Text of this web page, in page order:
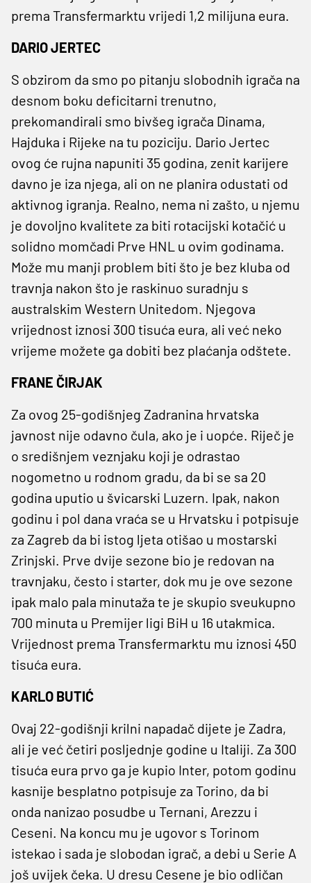
prema Transfermarktu vrijedi 1,2 milijuna eura.
DARIO JERTEC
S obzirom da smo po pitanju slobodnih igrača na
desnom boku deficitarni trenutno,
prekomandirali smo bivšeg igrača Dinama,
Hajduka i Rijeke na tu poziciju. Dario Jertec
ovog će rujna napuniti 35 godina, zenit karijere
davno je iza njega, ali on ne planira odustati od
aktivnog igranja. Realno, nema ni zašto, u njemu
je dovoljno kvalitete za biti rotacijski kotačić u
solidno momčadi Prve HNL u ovim godinama.
Može mu manji problem biti što je bez kluba od
travnja nakon što je raskinuo suradnju s
australskim Western Unitedom. Njegova
vrijednost iznosi 300 tisuća eura, ali već neko
vrijeme možete ga dobiti bez plaćanja odštete.
FRANE ČIRJAK
Za ovog 25-godišnjeg Zadranina hrvatska
javnost nije odavno čula, ako je i uopće. Riječ je
o središnjem veznjaku koji je odrastao
nogometno u rodnom gradu, da bi se sa 20
godina uputio u švicarski Luzern. Ipak, nakon
godinu i pol dana vraća se u Hrvatsku i potpisuje
za Zagreb da bi istog ljeta otišao u mostarski
Zrinjski. Prve dvije sezone bio je redovan na
travnjaku, često i starter, dok mu je ove sezone
ipak malo pala minutaža te je skupio sveukupno
700 minuta u Premijer ligi BiH u 16 utakmica.
Vrijednost prema Transfermarktu mu iznosi 450
tisuća eura.
KARLO BUTIĆ
Ovaj 22-godišnji krilni napadač dijete je Zadra,
ali je već četiri posljednje godine u Italiji. Za 300
tisuća eura prvo ga je kupio Inter, potom godinu
kasnije besplatno potpisuje za Torino, da bi
onda nanizao posudbe u Ternani, Arezzu i
Ceseni. Na koncu mu je ugovor s Torinom
istekao i sada je slobodan igrač, a debi u Serie A
još uvijek čeka. U dresu Cesene je bio odličan